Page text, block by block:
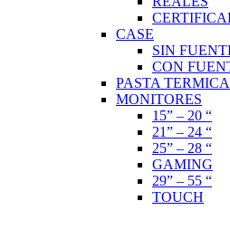
CASE
SIN
CON
PASTA TERMICA
MONITORES
15” – 20 “
21” – 24 “
25” – 28 “
GAMING
29” – 55 “
TOUCH